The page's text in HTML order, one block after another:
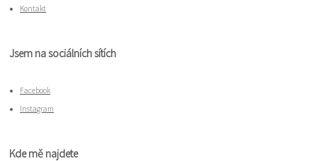
Kontakt
Jsem na sociálních sítích
Facebook
Instagram
Kde mě najdete